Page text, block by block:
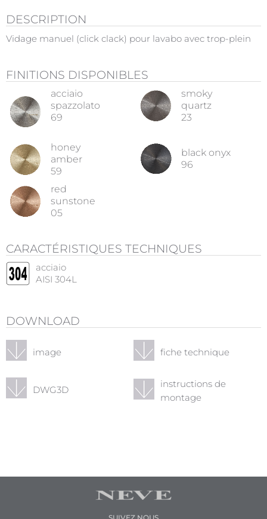
DESCRIPTION
Vidage manuel (click clack) pour lavabo avec trop-plein
FINITIONS DISPONIBLES
acciaio
spazzolato
69
smoky
quartz
23
honey
amber
59
black onyx
96
red
sunstone
05
CARACTÉRISTIQUES TECHNIQUES
acciaio
AISI 304L
DOWNLOAD
image fiche technique
DWG3D
instructions de
montage